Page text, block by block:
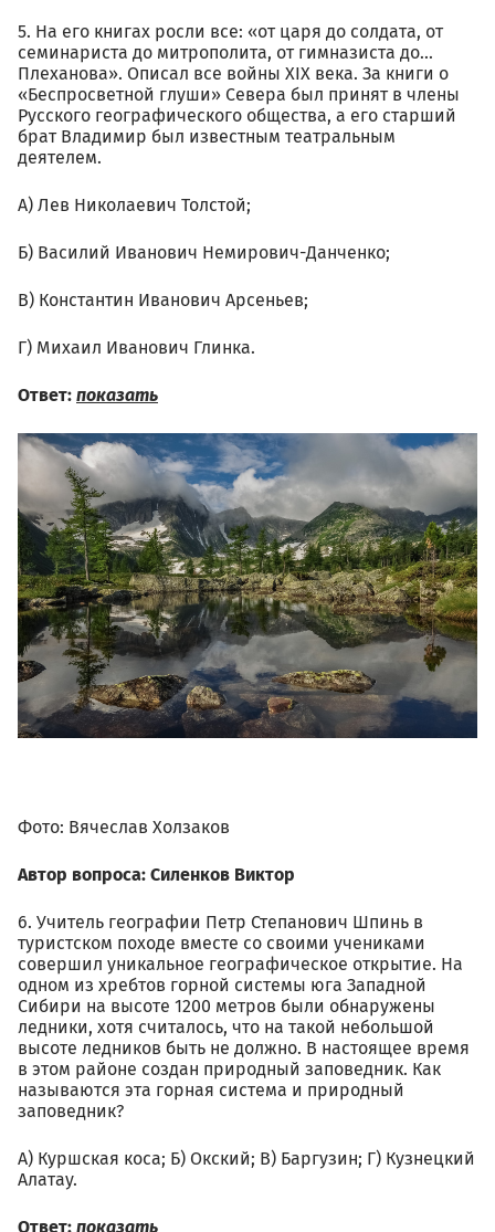
5. На его книгах росли все: «от царя до солдата, от
семинариста до митрополита, от гимназиста до...
Плеханова». Описал все войны XIX века. За книги о
«Беспросветной глуши» Севера был принят в члены
Русского географического общества, а его старший
брат Владимир был известным театральным
деятелем.
А) Лев Николаевич Толстой;
Б) Василий Иванович Немирович-Данченко;
В) Константин Иванович Арсеньев;
Г) Михаил Иванович Глинка.
Ответ: показать
526501.jpg
Фото: Вячеслав Холзаков
Автор вопроса: Силенков Виктор
6. Учитель географии Петр Степанович Шпинь в
туристском походе вместе со своими учениками
совершил уникальное географическое открытие. На
одном из хребтов горной системы юга Западной
Сибири на высоте 1200 метров были обнаружены
ледники, хотя считалось, что на такой небольшой
высоте ледников быть не должно. В настоящее время
в этом районе создан природный заповедник. Как
называются эта горная система и природный
заповедник?
А) Куршская коса; Б) Окский; В) Баргузин; Г) Кузнецкий
Алатау.
Ответ: показать